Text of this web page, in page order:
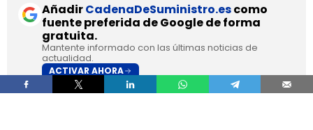
AñadirCadenaDeSuministro.escomo
fuente preferida de Google de forma
gratuita.
Mantente informado con las últimas noticias de
actualidad.
ACTIVAR AHORA